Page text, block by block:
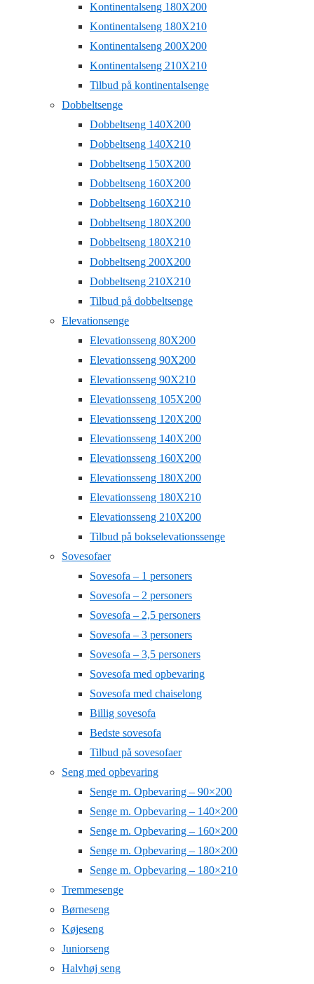
Kontinentalseng 180X200
Kontinentalseng 180X210
Kontinentalseng 200X200
Kontinentalseng 210X210
Tilbud på kontinentalsenge
Dobbeltsenge
Dobbeltseng 140X200
Dobbeltseng 140X210
Dobbeltseng 150X200
Dobbeltseng 160X200
Dobbeltseng 160X210
Dobbeltseng 180X200
Dobbeltseng 180X210
Dobbeltseng 200X200
Dobbeltseng 210X210
Tilbud på dobbeltsenge
Elevationsenge
Elevationsseng 80X200
Elevationsseng 90X200
Elevationsseng 90X210
Elevationsseng 105X200
Elevationsseng 120X200
Elevationsseng 140X200
Elevationsseng 160X200
Elevationsseng 180X200
Elevationsseng 180X210
Elevationsseng 210X200
Tilbud på bokselevationssenge
Sovesofaer
Sovesofa – 1 personers
Sovesofa – 2 personers
Sovesofa – 2,5 personers
Sovesofa – 3 personers
Sovesofa – 3,5 personers
Sovesofa med opbevaring
Sovesofa med chaiselong
Billig sovesofa
Bedste sovesofa
Tilbud på sovesofaer
Seng med opbevaring
Senge m. Opbevaring – 90×200
Senge m. Opbevaring – 140×200
Senge m. Opbevaring – 160×200
Senge m. Opbevaring – 180×200
Senge m. Opbevaring – 180×210
Tremmesenge
Børneseng
Køjeseng
Juniorseng
Halvhøj seng